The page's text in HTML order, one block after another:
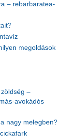
– rebarbaratea-
megoldások
–
avokádós
nagy melegben?